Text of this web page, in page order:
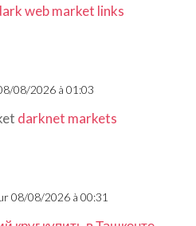
web market links
08/2026 à 01:03
darknet markets
08/08/2026 à 00:31